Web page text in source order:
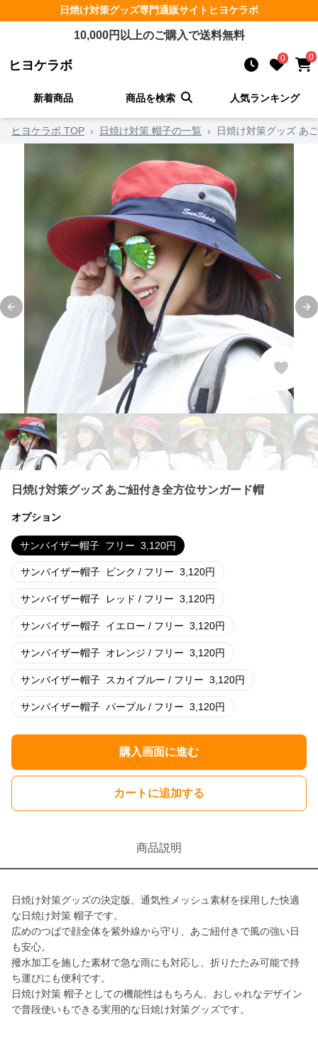
日焼け対策グッズ専門通販サイト ヒヨケラボ
10,000円以上のご購入で送料無料
ヒヨケラボ 0 0
新着商品 商品を検索 人気ランキング
ヒヨケラボ TOP › 日焼け対策 帽子の一覧 › 日焼け対策グッズ あ
Previous slide
日焼け対策グッズ あご紐付き全方位サンガード帽
オプション
サンバイザー帽子 フリー 3,120円
サンバイザー帽子 ピンク / フリー 3,120円
サンバイザー帽子 レッド / フリー 3,120円
サンバイザー帽子 イエロー / フリー 3,120円
サンバイザー帽子 オレンジ / フリー 3,120円
サンバイザー帽子 スカイブルー / フリー 3,120円
サンバイザー帽子 パープル / フリー 3,120円
購入画面に進む
カートに追加する
商品説明
日焼け対策グッズの決定版、通気性メッシュ素材を採用した快適
な日焼け対策 帽子です。
広めのつばで顔全体を紫外線から守り、あご紐付きで風の強い日
も安心。
撥水加工を施した素材で急な雨にも対応し、折りたたみ可能で持
ち運びにも便利です。
日焼け対策 帽子としての機能性はもちろん、おしゃれなデザイン
で普段使いもできる実用的な日焼け対策グッズです。